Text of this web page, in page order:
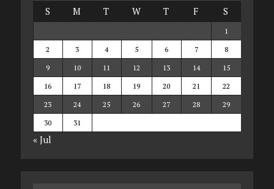
S
M T W T F S
1
2
3 4 5 6 7
8
9
10 11 12 13 14
15
16
17 18 19 20 21
22
23
24 25 26 27 28
29
30
31
« Jul